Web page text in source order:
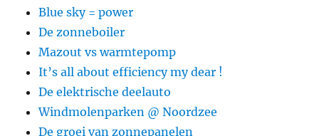
Blue sky = power
De zonneboiler
Mazout vs warmtepomp
It’s all about efficiency my dear !
De elektrische deelauto
Windmolenparken @ Noordzee
De groei van zonnepanelen